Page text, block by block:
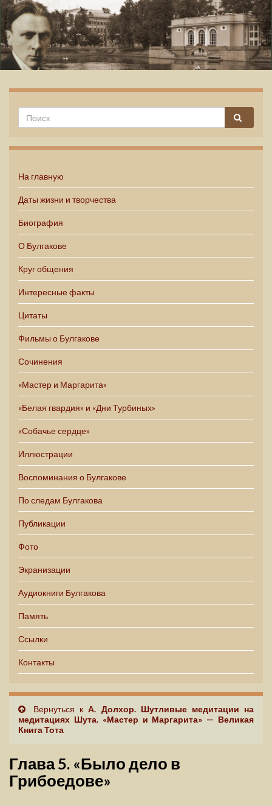
На главную
Даты жизни и творчества
Биография
О Булгакове
Круг общения
Интересные факты
Цитаты
Фильмы о Булгакове
Сочинения
«Мастер и Маргарита»
«Белая гвардия» и «Дни Турбиных»
«Собачье сердце»
Иллюстрации
Воспоминания о Булгакове
По следам Булгакова
Публикации
Фото
Экранизации
Аудиокниги Булгакова
Память
Ссылки
Контакты
Вернуться кА. Долхор. Шутливые медитации на
медитациях Шута. «Мастер и Маргарита» — Великая
Книга Тота
Глава 5. «Было дело в
Грибоедове»